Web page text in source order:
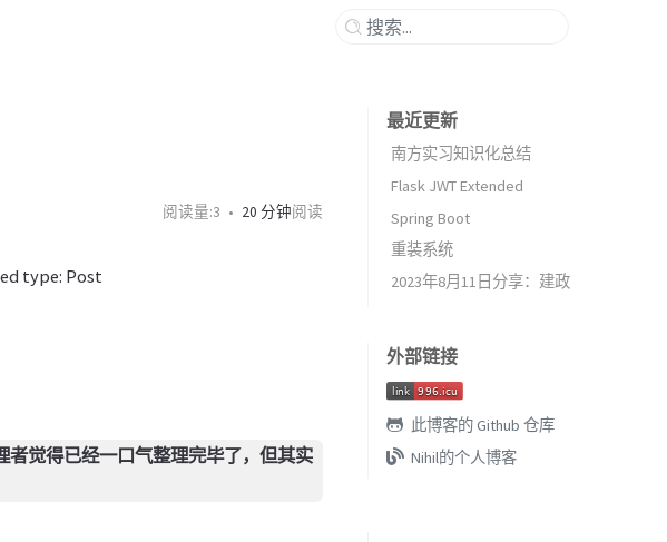
阅读量:3 20 分钟阅读
type: Post
觉得已经一口气整理完毕了，但其实
最近更新
南方实习知识化总结
Flask JWT Extended
Spring Boot
重装系统
2023年8月11日分享：建政
外部链接
此博客的 Github 仓库
Nihil的个人博客